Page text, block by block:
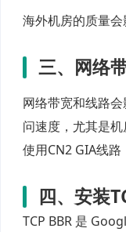
海外机房的质量
三、网络
网络带宽和线路
问速度，尤其是
使用CN2 GIA线路
四、安装
TCP BBR 是